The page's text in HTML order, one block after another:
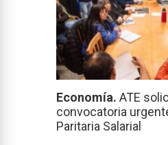
Economía. ATE
convocatoria
Paritaria Salarial